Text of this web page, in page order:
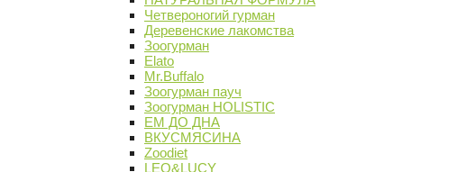
Четвероногий гурман
Деревенские лакомства
Зоогурман
Elato
Mr.Buffalo
Зоогурман пауч
Зоогурман HOLISTIC
ЕМ ДО ДНА
ВКУСМЯСИНА
Zoodiet
LEO&LUCY